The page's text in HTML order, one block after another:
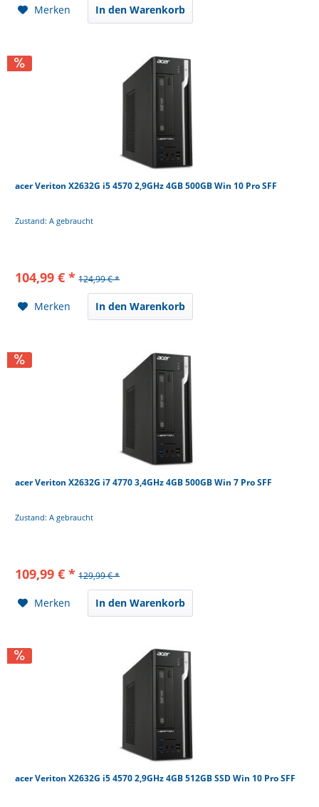
Merken In den Warenkorb
acer Veriton X2632G i5 4570 2,9GHz 4GB 500GB Win 10 Pro SFF
Zustand: A gebraucht
104,99 € * 124,99 € *
Merken In den Warenkorb
acer Veriton X2632G i7 4770 3,4GHz 4GB 500GB Win 7 Pro SFF
Zustand: A gebraucht
109,99 € * 129,99 € *
Merken In den Warenkorb
acer Veriton X2632G i5 4570 2,9GHz 4GB 512GB SSD Win 10 Pro SFF